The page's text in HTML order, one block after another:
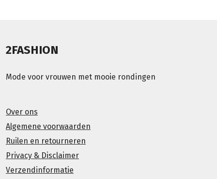
2FASHION
Mode voor vrouwen met mooie rondingen
Over ons
Algemene voorwaarden
Ruilen en retourneren
Privacy & Disclaimer
Verzendinformatie